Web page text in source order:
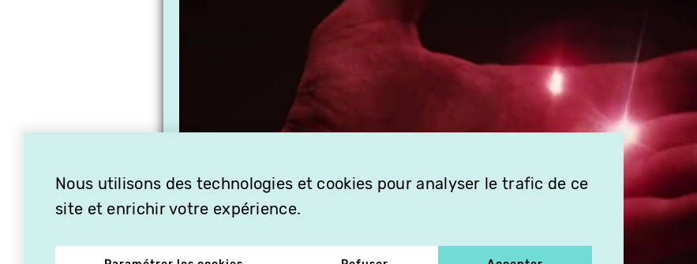
Nous utilisons des technologies et cookies pour analyser le trafic de ce
site et enrichir votre expérience.